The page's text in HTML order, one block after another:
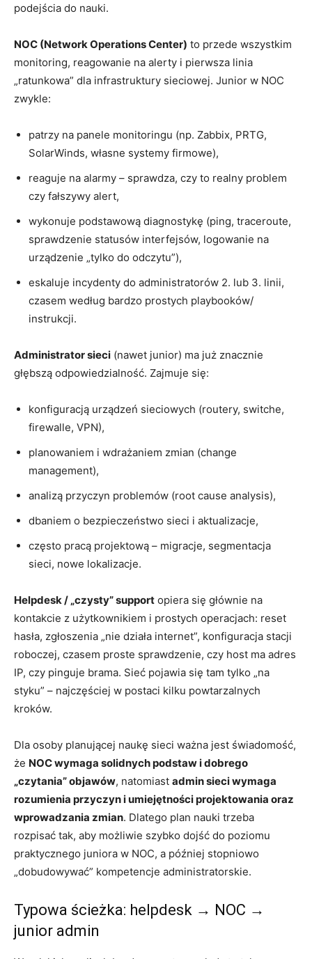
podejścia do nauki.
NOC (Network Operations Center) to przede wszystkim
monitoring, reagowanie na alerty i pierwsza linia
„ratunkowa” dla infrastruktury sieciowej. Junior w NOC
zwykle:
patrzy na panele monitoringu (np. Zabbix, PRTG,
SolarWinds, własne systemy firmowe),
reaguje na alarmy – sprawdza, czy to realny problem
czy fałszywy alert,
wykonuje podstawową diagnostykę (ping, traceroute,
sprawdzenie statusów interfejsów, logowanie na
urządzenie „tylko do odczytu”),
eskaluje incydenty do administratorów 2. lub 3. linii,
czasem według bardzo prostych playbooków/
instrukcji.
Administrator sieci (nawet junior) ma już znacznie
głębszą odpowiedzialność. Zajmuje się:
konfiguracją urządzeń sieciowych (routery, switche,
firewalle, VPN),
planowaniem i wdrażaniem zmian (change
management),
analizą przyczyn problemów (root cause analysis),
dbaniem o bezpieczeństwo sieci i aktualizacje,
często pracą projektową – migracje, segmentacja
sieci, nowe lokalizacje.
Helpdesk / „czysty” support opiera się głównie na
kontakcie z użytkownikiem i prostych operacjach: reset
hasła, zgłoszenia „nie działa internet”, konfiguracja stacji
roboczej, czasem proste sprawdzenie, czy host ma adres
IP, czy pinguje brama. Sieć pojawia się tam tylko „na
styku” – najczęściej w postaci kilku powtarzalnych
kroków.
Dla osoby planującej naukę sieci ważna jest świadomość,
że NOC wymaga solidnych podstaw i dobrego
„czytania” objawów, natomiast admin sieci wymaga
rozumienia przyczyn i umiejętności projektowania oraz
wprowadzania zmian. Dlatego plan nauki trzeba
rozpisać tak, aby możliwie szybko dojść do poziomu
praktycznego juniora w NOC, a później stopniowo
„dobudowywać” kompetencje administratorskie.
Typowa ścieżka: helpdesk → NOC →
junior admin